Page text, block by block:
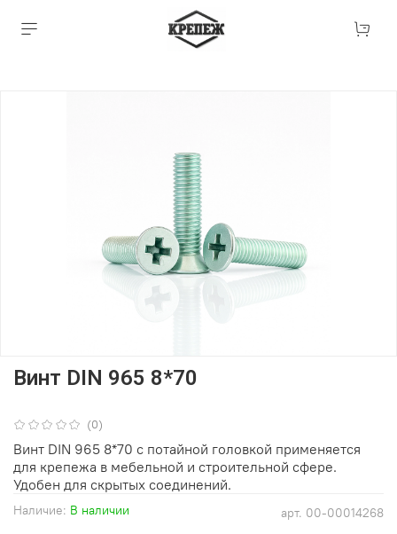
(0)
арт. 00-00014268
Наличие: В наличии
Винт DIN 965 8*70
Винт DIN 965 8*70 с потайной головкой применяется
для крепежа в мебельной и строительной сфере.
Удобен для скрытых соединений.